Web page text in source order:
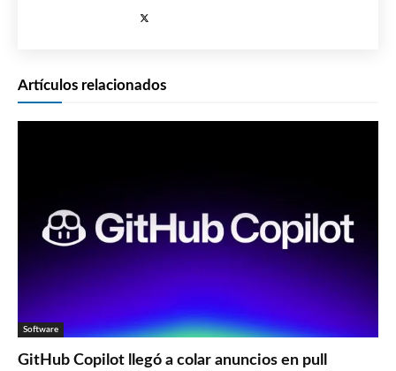
Artículos relacionados
Software
GitHub Copilot llegó a colar anuncios en pull